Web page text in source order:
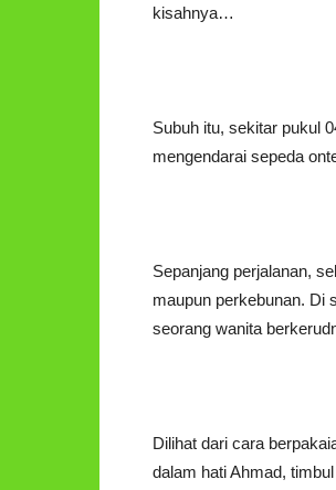
kisahnya…
Subuh itu, sekitar pukul
mengendarai sepeda
Sepanjang perjalanan,
maupun perkebunan. Di
seorang wanita
Dilihat dari cara
dalam hati Ahmad,